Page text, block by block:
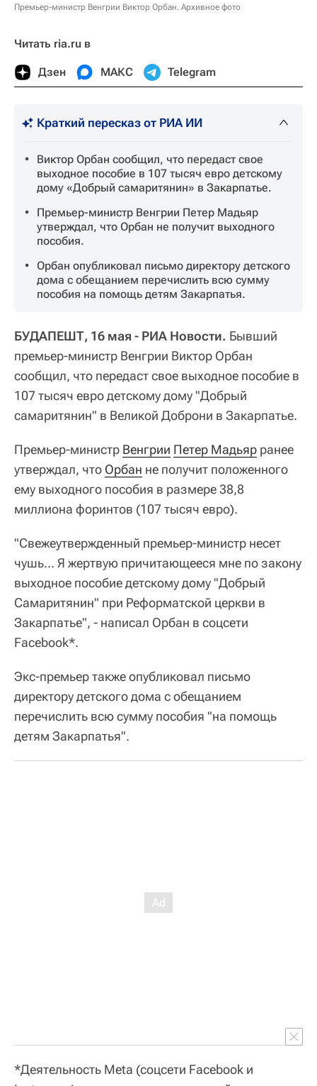
Премьер-министр Венгрии Виктор Орбан. Архивное фото
Читать ria.ru в
Дзен МАКС Telegram
Краткий пересказ от РИА ИИ
Виктор Орбан сообщил, что передаст свое
выходное пособие в 107 тысяч евро детскому
дому «Добрый самаритянин» в Закарпатье.
Премьер-министр Венгрии Петер Мадьяр
утверждал, что Орбан не получит выходного
пособия.
Орбан опубликовал письмо директору детского
дома с обещанием перечислить всю сумму
пособия на помощь детям Закарпатья.
БУДАПЕШТ, 16 мая - РИА Новости. Бывший
премьер-министр Венгрии Виктор Орбан
сообщил, что передаст свое выходное пособие в
107 тысяч евро детскому дому "Добрый
самаритянин" в Великой Доброни в Закарпатье.
Премьер-министр Венгрии Петер Мадьяр ранее
утверждал, что Орбан не получит положенного
ему выходного пособия в размере 38,8
миллиона форинтов (107 тысяч евро).
"Свежеутвержденный премьер-министр несет
чушь... Я жертвую причитающееся мне по закону
выходное пособие детскому дому "Добрый
Самаритянин" при Реформатской церкви в
Закарпатье", - написал Орбан в соцсети
Facebook*.
Экс-премьер также опубликовал письмо
директору детского дома с обещанием
перечислить всю сумму пособия "на помощь
детям Закарпатья".
*Деятельность Meta (соцсети Facebook и